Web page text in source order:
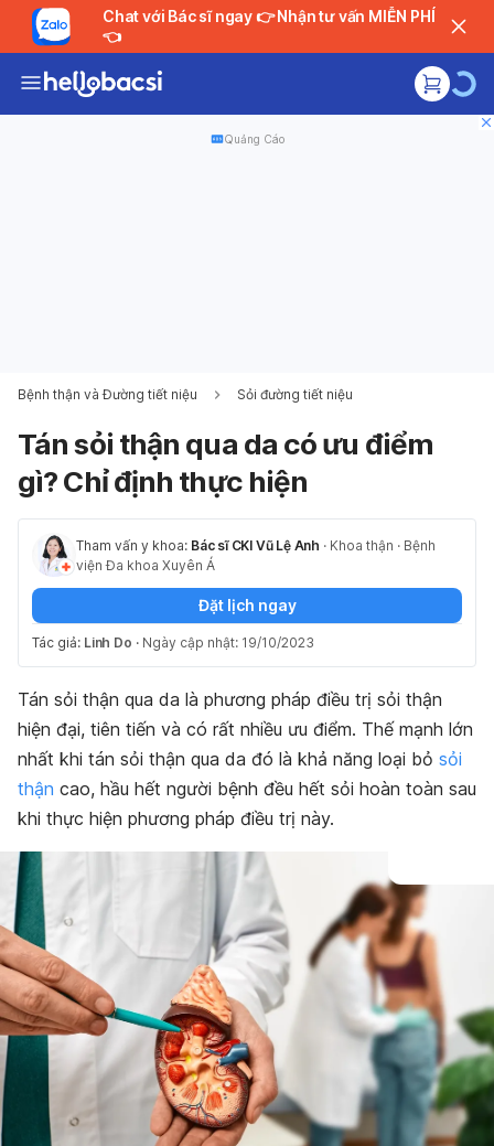
Chat với Bác sĩ ngay 👉 Nhận tư vấn MIỄN PHÍ
👈
Quảng Cáo
Bệnh thận và Đường tiết niệu Sỏi đường tiết niệu
Tán sỏi thận qua da có ưu điểm
gì? Chỉ định thực hiện
Tham vấn y khoa: Bác sĩ CKI Vũ Lệ Anh · Khoa thận · Bệnh
viện Đa khoa Xuyên Á
Đặt lịch ngay
Tác giả: Linh Do · Ngày cập nhật: 19/10/2023
Tán sỏi thận qua da là phương pháp điều trị sỏi thận
hiện đại, tiên tiến và có rất nhiều ưu điểm. Thế mạnh lớn
nhất khi tán sỏi thận qua da đó là khả năng loại bỏ sỏi
thận cao, hầu hết người bệnh đều hết sỏi hoàn toàn sau
khi thực hiện phương pháp điều trị này.